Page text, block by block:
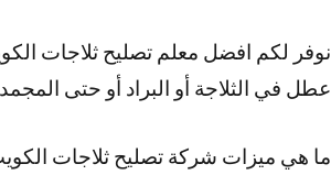
نوفر لكم افضل معلم تصليح ثلاجات
عطل في الثلاجة أو البراد أو حتى
ما هي ميزات شركة تصليح ثلاجات